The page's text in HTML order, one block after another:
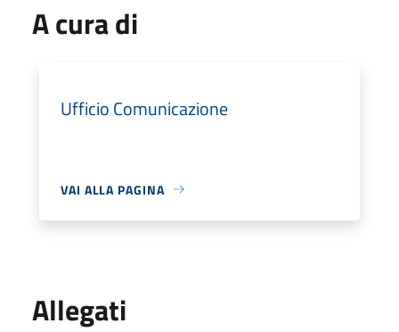
A cura di
Ufficio Comunicazione
VAI ALLA PAGINA
Allegati